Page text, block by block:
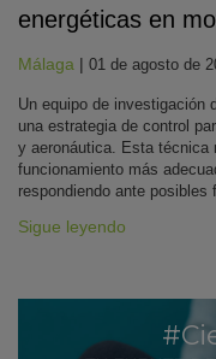
energéticas en
Málaga | 01 de agosto de
Un equipo de investigación
una estrategia de control
y aeronáutica. Esta técnica
funcionamiento más
respondiendo ante posibles
Sigue leyendo